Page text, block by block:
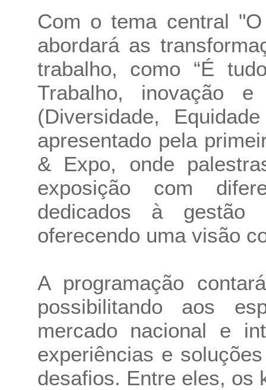
Com o tema central
abordará as
trabalho, como “É
Trabalho, inovação
(Diversidade,
apresentado pela
& Expo, onde
exposição com
dedicados à gestão
oferecendo uma visão
A programação
possibilitando aos
mercado nacional e
experiências e
desafios. Entre eles, os